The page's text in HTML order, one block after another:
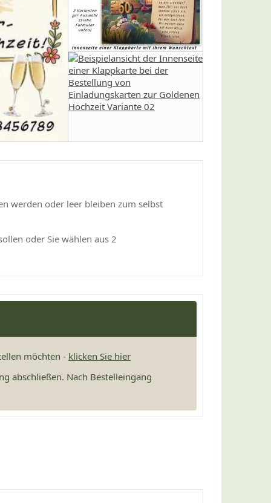
werden oder leer bleiben zum selbst
oder Sie wählen aus 2
möchten - klicken Sie hier
abschließen. Nach Bestelleingang